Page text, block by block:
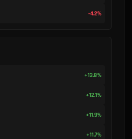
-4.2%
+13.8%
+12.1%
+11.9%
+11.7%